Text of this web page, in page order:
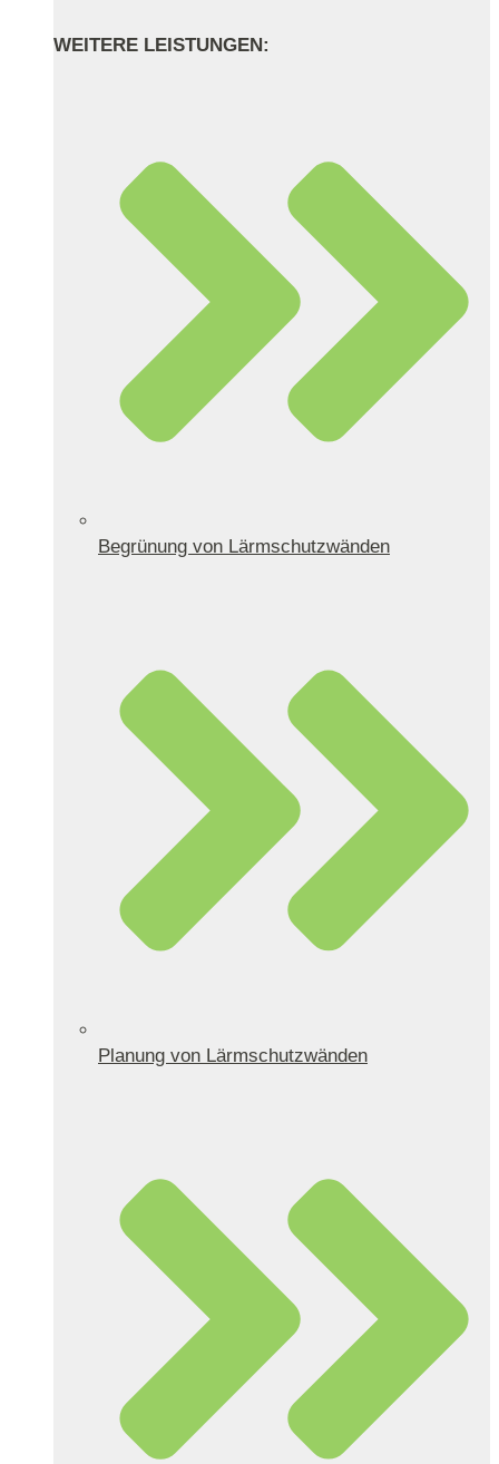
WEITERE LEISTUNGEN:
Begrünung von Lärmschutzwänden
Planung von Lärmschutzwänden